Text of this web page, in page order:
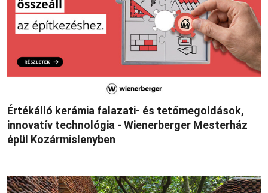
Értékálló kerámia falazati- és tetőmegoldások,
innovatív technológia - Wienerberger Mesterház
épül Kozármislenyben